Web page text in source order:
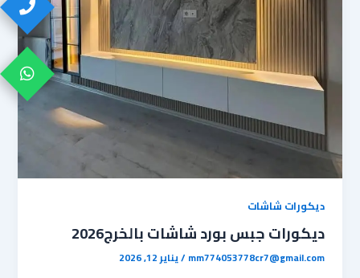
ديكورات شاشات
ديكورات جبس بورد شاشات بالخرج2026
mm774053778cr7@gmail.com
/يناير 12, 2026